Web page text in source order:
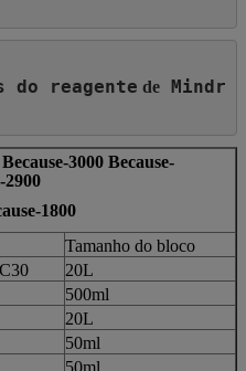
do reagente de
Mindr
3000 Because-
2900
1800
Tamanho do bloco
20L
500ml
20L
50ml
50ml